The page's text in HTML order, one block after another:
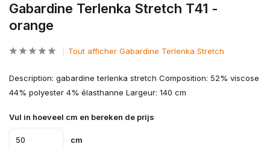
Gabardine Terlenka Stretch T41 -
orange
Tout afficher Gabardine Terlenka Stretch
Description: gabardine terlenka stretch Composition: 52% viscose
44% polyester 4% élasthanne Largeur: 140 cm
Vul in hoeveel cm en bereken de prijs
cm